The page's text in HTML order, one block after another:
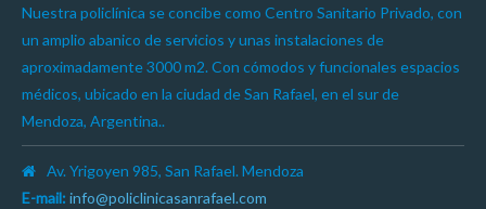
Nuestra policlínica se concibe como Centro Sanitario Privado, con
un amplio abanico de servicios y unas instalaciones de
aproximadamente 3000 m2. Con cómodos y funcionales espacios
médicos, ubicado en la ciudad de San Rafael, en el sur de
Mendoza, Argentina..
Av. Yrigoyen 985, San Rafael. Mendoza
E-mail: info@policlinicasanrafael.com